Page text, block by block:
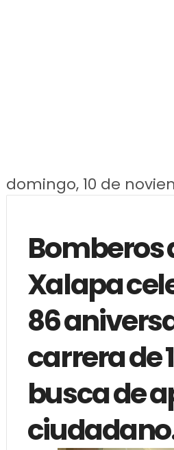
domingo, 10 de
Bomberos
Xalapa
86
carrera de
busca de